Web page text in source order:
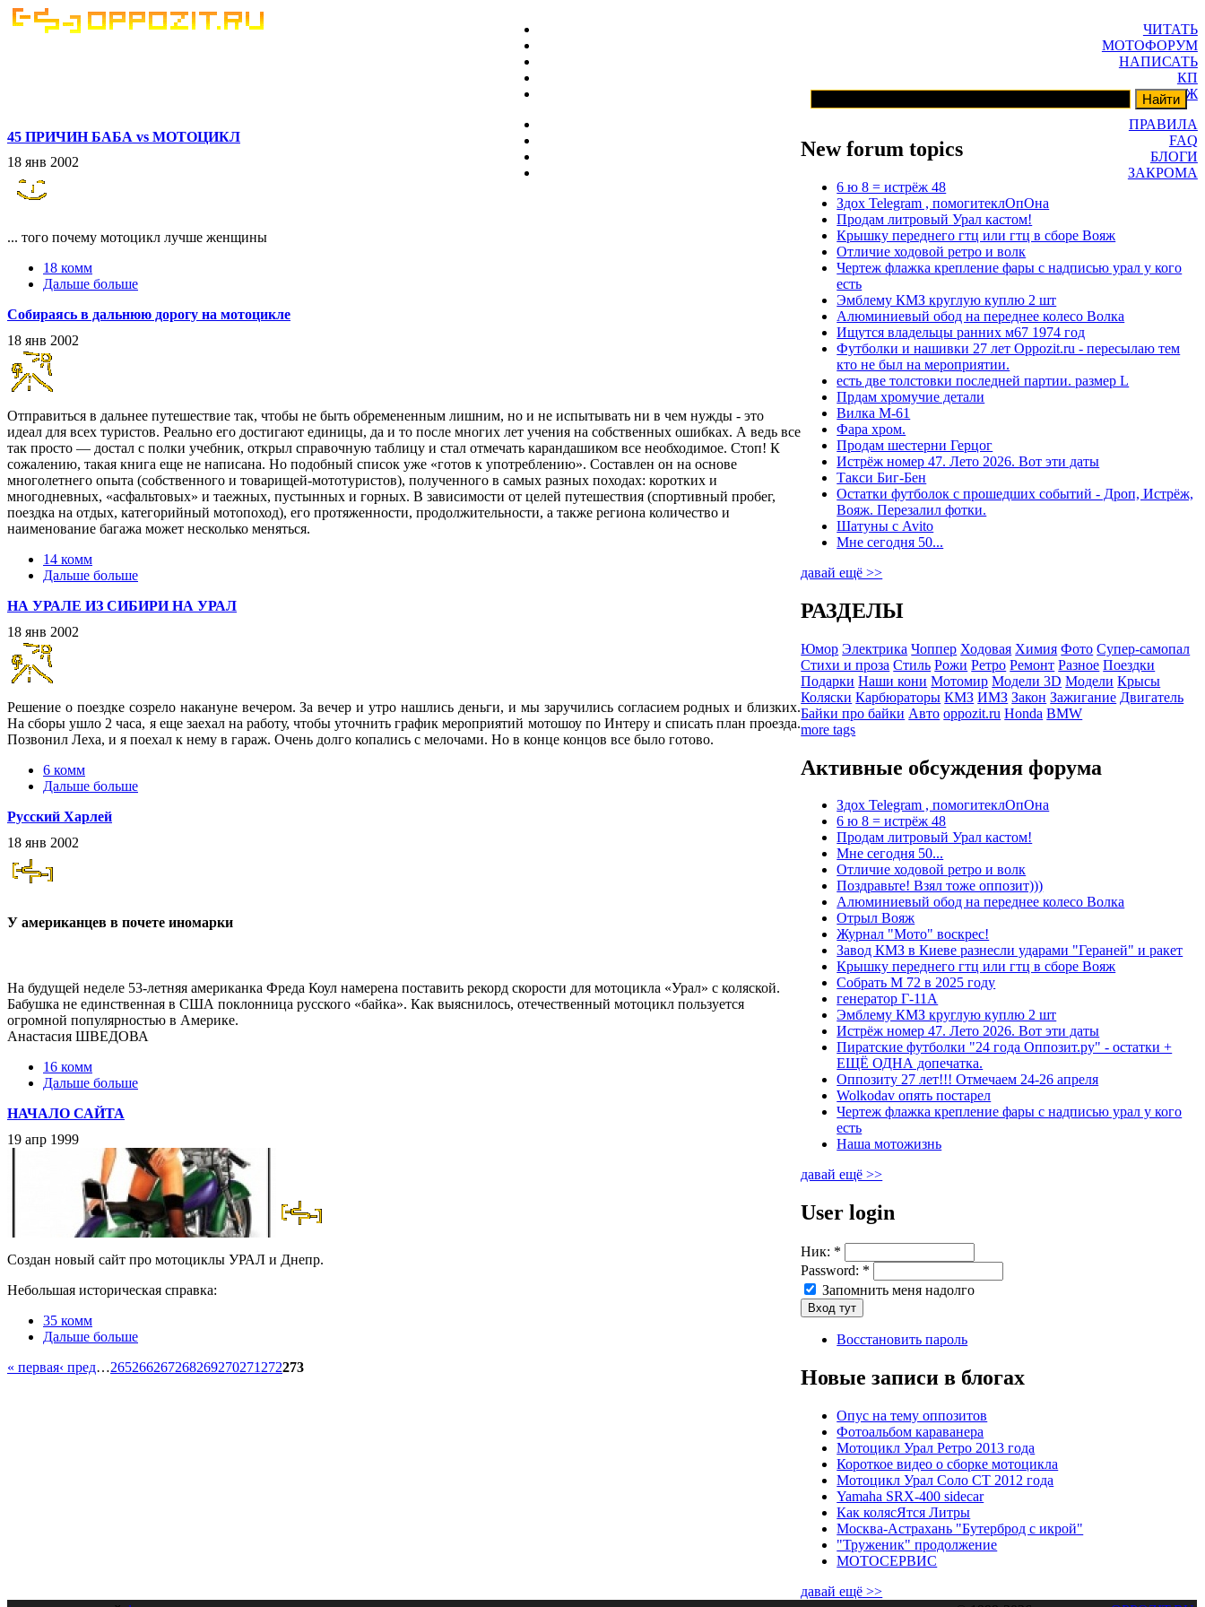
ЧИТАТЬ
МОТОФОРУМ
НАПИСАТЬ
КП
ГАРАЖ
ПРАВИЛА
FAQ
БЛОГИ
ЗАКРОМА
45 ПРИЧИН БАБА vs МОТОЦИКЛ
18 янв 2002
... того почему мотоцикл лучше женщины
18 комм
Дальше больше
Собираясь в дальнюю дорогу на мотоцикле
18 янв 2002
Отправиться в дальнее путешествие так, чтобы не быть обремененным лишним, но и не испытывать ни в чем нужды - это
идеал для всех туристов. Реально его достигают единицы, да и то после многих лет учения на собственных ошибках. А ведь все
так просто — достал с полки учебник, открыл справочную таблицу и стал отмечать карандашиком все необходимое. Стоп! К
сожалению, такая книга еще не написана. Но подобный список уже «готов к употреблению». Составлен он на основе
многолетнего опыта (собственного и товарищей-мототуристов), полученного в самых разных походах: коротких и
многодневных, «асфальтовых» и таежных, пустынных и горных. В зависимости от целей путешествия (спортивный пробег,
поездка на отдых, категорийный мотопоход), его протяженности, продолжительности, а также региона количество и
наименование багажа может несколько меняться.
14 комм
Дальше больше
НА УРАЛЕ ИЗ СИБИРИ НА УРАЛ
18 янв 2002
Решение о поездке созрело накануне вечером. За вечер и утро нашлись деньги, и мы заручились согласием родных и близких.
На сборы ушло 2 часа, я еще заехал на работу, чтобы уточнить график мероприятий мотошоу по Интеру и списать план проезда.
Позвонил Леха, и я поехал к нему в гараж. Очень долго копались с мелочами. Но в конце концов все было готово.
6 комм
Дальше больше
Русский Харлей
18 янв 2002
У американцев в почете иномарки
На будущей неделе 53-летняя американка Фреда Коул намерена поставить рекорд скорости для мотоцикла «Урал» с коляской.
Бабушка не единственная в США поклонница русского «байка». Как выяснилось, отечественный мотоцикл пользуется
огромной популярностью в Америке.
Анастасия ШВЕДОВА
16 комм
Дальше больше
НАЧАЛО САЙТА
19 апр 1999
Создан новый сайт про мотоциклы УРАЛ и Днепр.
Небольшая историческая справка:
35 комм
Дальше больше
« первая‹ пред…265266267268269270271 272273
New forum topics
6 ю 8 = истрёж 48
Здох Telegram , помогитеклОпОна
Продам литровый Урал кастом!
Крышку переднего гтц или гтц в сборе Вояж
Отличие ходовой ретро и волк
Чертеж флажка крепление фары с надписью урал у кого
есть
Эмблему КМЗ круглую куплю 2 шт
Алюминиевый обод на переднее колесо Волка
Ищутся владельцы ранних м67 1974 год
Футболки и нашивки 27 лет Oppozit.ru - пересылаю тем
кто не был на мероприятии.
есть две толстовки последней партии. размер L
Прдам хромучие детали
Вилка М-61
Фара хром.
Продам шестерни Герцог
Истрёж номер 47. Лето 2026. Вот эти даты
Такси Биг-Бен
Остатки футболок с прошедших событий - Дроп, Истрёж,
Вояж. Перезалил фотки.
Шатуны с Avito
Мне сегодня 50...
давай ещё >>
РАЗДЕЛЫ
Юмор Электрика Чоппер Ходовая Химия Фото Супер-самопал
Стихи и проза Стиль Рожи Ретро Ремонт Разное Поездки
Подарки Наши кони Мотомир Модели 3D Модели Крысы
Коляски Карбюраторы КМЗ ИМЗ Закон Зажигание Двигатель
Байки про байки Авто oppozit.ru Honda BMW
more tags
Активные обсуждения форума
Здох Telegram , помогитеклОпОна
6 ю 8 = истрёж 48
Продам литровый Урал кастом!
Мне сегодня 50...
Отличие ходовой ретро и волк
Поздравьте! Взял тоже оппозит)))
Алюминиевый обод на переднее колесо Волка
Отрыл Вояж
Журнал "Мото" воскрес!
Завод КМЗ в Киеве разнесли ударами "Гераней" и ракет
Крышку переднего гтц или гтц в сборе Вояж
Собрать М 72 в 2025 году
генератор Г-11А
Эмблему КМЗ круглую куплю 2 шт
Истрёж номер 47. Лето 2026. Вот эти даты
Пиратские футболки "24 года Оппозит.ру" - остатки +
ЕЩЁ ОДНА допечатка.
Оппозиту 27 лет!!! Отмечаем 24-26 апреля
Wolkodav опять постарел
Чертеж флажка крепление фары с надписью урал у кого
есть
Наша мотожизнь
давай ещё >>
User login
Ник: *
Password: *
Запомнить меня надолго
Восстановить пароль
Новые записи в блогах
Опус на тему оппозитов
Фотоальбом караванера
Мотоцикл Урал Ретро 2013 года
Короткое видео о сборке мотоцикла
Мотоцикл Урал Соло СТ 2012 года
Yamaha SRX-400 sidecar
Как колясЯтся Литры
Москва-Астрахань "Бутерброд с икрой"
"Труженик" продолжение
МОТОСЕРВИС
давай ещё >>